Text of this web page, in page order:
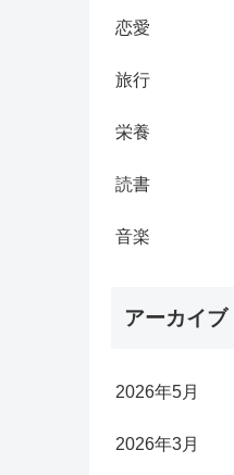
恋愛
旅行
栄養
読書
音楽
アーカイブ
2026年5月
2026年3月